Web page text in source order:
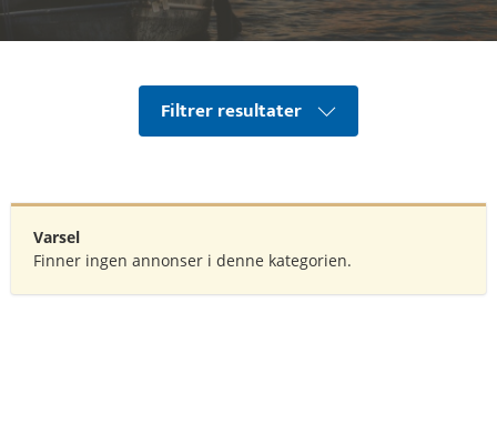
Filtrer resultater
Varsel
Finner ingen annonser i denne kategorien.